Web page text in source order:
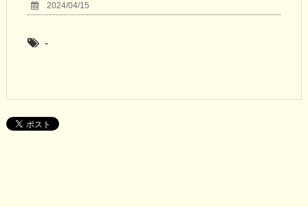
2024/04/15
-